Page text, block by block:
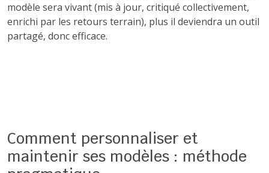
modèle sera vivant (mis à jour, critiqué collectivement,
enrichi par les retours terrain), plus il deviendra un outil
partagé, donc efficace.
Comment personnaliser et
maintenir ses modèles : méthode